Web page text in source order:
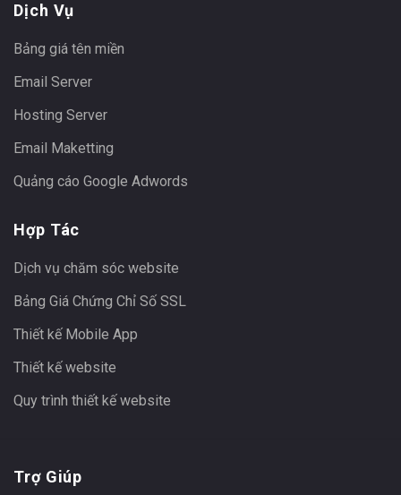
Dịch Vụ
Bảng giá tên miền
Email Server
Hosting Server
Email Maketting
Quảng cáo Google Adwords
Hợp Tác
Dịch vụ chăm sóc website
Bảng Giá Chứng Chỉ Số SSL
Thiết kế Mobile App
Thiết kế website
Quy trình thiết kế website
Trợ Giúp